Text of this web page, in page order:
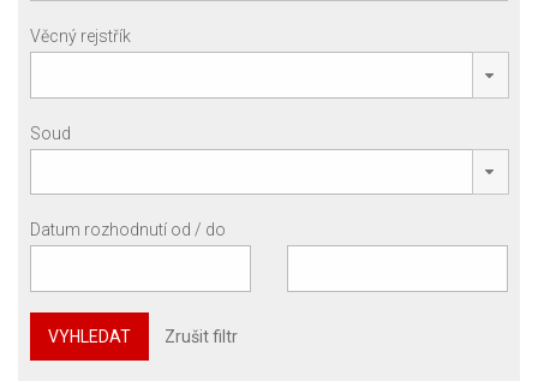
Věcný rejstřík
Soud
Datum rozhodnutí od / do
VYHLEDAT Zrušit filtr